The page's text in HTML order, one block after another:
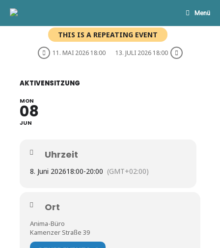
Menü
Events Aktivensitzung
THIS IS A REPEATING EVENT
11. MAI 2026 18:00 13. JULI 2026 18:00
AKTIVENSITZUNG
MON
08
JUN
Uhrzeit
8. Juni 202618:00-20:00 (GMT+02:00)
Ort
Anima-Büro
Kamenzer Straße 39